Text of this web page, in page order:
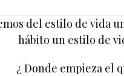
del estilo de vida
hábito un estilo de
¿ Donde empieza el